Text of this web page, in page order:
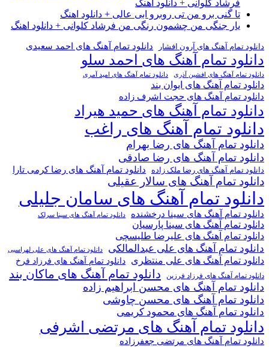
فرشاد کلوانی + دانلود اهنگ
تا گنی برو من تی روبرو ابی عالی + دانلود اهنگ
یار جنگی من چشمون رنگی من فرشاد کلوانی + دانلود اهنگ
دانلود تمام آهنگ های آرون افشار دانلود تمام آهنگ های احمد سعیدی
دانلود تمام آهنگ های احمد سلو
دانلود تمام آهنگ های افشین آذری دانلود تمام آهنگ های امید آمری
دانلود تمام آهنگ های ایوان بند
دانلود تمام آهنگ های حجت اشرف زاده
دانلود تمام آهنگ های حمید هیراد
دانلود تمام آهنگ های راغب
دانلود تمام آهنگ های رضا بهرام
دانلود تمام آهنگ های رضا صادقی
دانلود تمام آهنگ های رضا ملک زاده دانلود تمام آهنگ های رضا کرمی تارا
دانلود تمام آهنگ های سالار عقیلی
دانلود تمام آهنگ های سامان جلیلی
دانلود تمام آهنگ های سینا درخشنده دانلود تمام آهنگ های سینا سرلک
دانلود تمام آهنگ های سینا پارسیان
دانلود تمام آهنگ های علیرضا طلیسچی
دانلود تمام آهنگ های علی عبدالمالکی دانلود تمام آهنگ های علی لهراسبی
دانلود تمام آهنگ های علی منتظری دانلود تمام آهنگ های فرزاد فرخ
دانلود تمام آهنگ های فرزاد فرزین دانلود تمام آهنگ های ماکان بند
دانلود تمام آهنگ های محسن ابراهیم زاده
دانلود تمام آهنگ های محسن چاوشی
دانلود تمام آهنگ های محمود کریمی
دانلود تمام آهنگ های مرتضی اشرفی
دانلود تمام آهنگ های مرتضی جعفرزاده